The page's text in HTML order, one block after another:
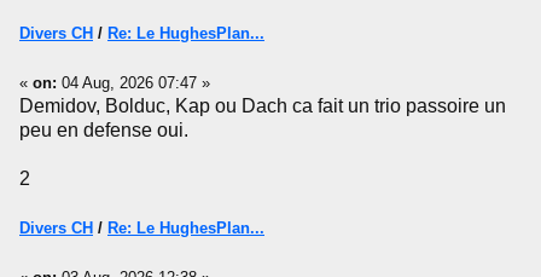
Divers CH / Re: Le HughesPlan...
« on: 04 Aug, 2026 07:47 »
Demidov, Bolduc, Kap ou Dach ca fait un trio passoire un
peu en defense oui.
2
Divers CH / Re: Le HughesPlan...